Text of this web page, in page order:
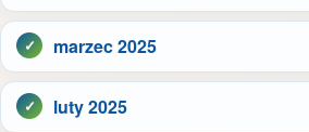
marzec 2025
luty 2025